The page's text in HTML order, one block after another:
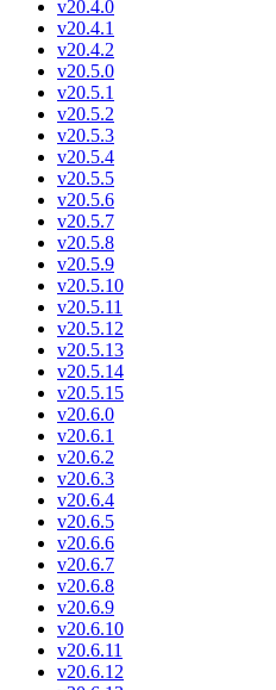
v20.4.0
v20.4.1
v20.4.2
v20.5.0
v20.5.1
v20.5.2
v20.5.3
v20.5.4
v20.5.5
v20.5.6
v20.5.7
v20.5.8
v20.5.9
v20.5.10
v20.5.11
v20.5.12
v20.5.13
v20.5.14
v20.5.15
v20.6.0
v20.6.1
v20.6.2
v20.6.3
v20.6.4
v20.6.5
v20.6.6
v20.6.7
v20.6.8
v20.6.9
v20.6.10
v20.6.11
v20.6.12